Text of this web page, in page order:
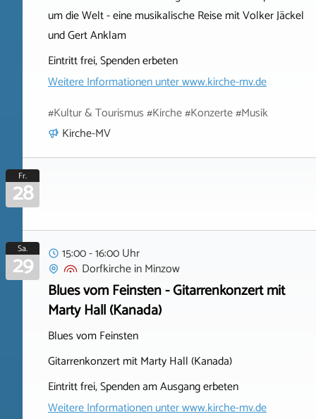
um die Welt - eine musikalische Reise mit Volker Jäckel
und Gert Anklam
Eintritt frei, Spenden erbeten
Weitere Informationen unterwww.kirche-mv.de
#Kultur & Tourismus #Kirche #Konzerte #Musik
Kirche-MV
Fr.
28
Sa.
29
15:00 - 16:00 Uhr
DorfkircheinMinzow
Blues vom Feinsten - Gitarrenkonzert mit
Marty Hall (Kanada)
Blues vom Feinsten
Gitarrenkonzert mit Marty Hall (Kanada)
Eintritt frei, Spenden am Ausgang erbeten
Weitere Informationen unterwww.kirche-mv.de